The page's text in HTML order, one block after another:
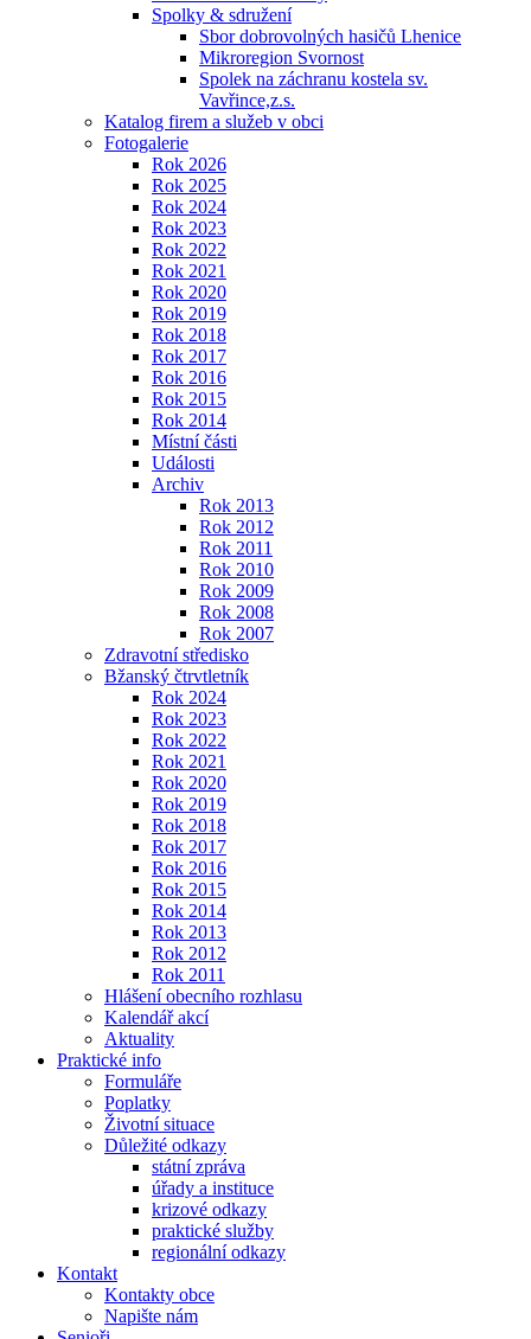
Spolky & sdružení
Sbor dobrovolných hasičů Lhenice
Mikroregion Svornost
Spolek na záchranu kostela sv.
Vavřince,z.s.
Katalog firem a služeb v obci
Fotogalerie
Rok 2026
Rok 2025
Rok 2024
Rok 2023
Rok 2022
Rok 2021
Rok 2020
Rok 2019
Rok 2018
Rok 2017
Rok 2016
Rok 2015
Rok 2014
Místní části
Události
Archiv
Rok 2013
Rok 2012
Rok 2011
Rok 2010
Rok 2009
Rok 2008
Rok 2007
Zdravotní středisko
Bžanský čtrvtletník
Rok 2024
Rok 2023
Rok 2022
Rok 2021
Rok 2020
Rok 2019
Rok 2018
Rok 2017
Rok 2016
Rok 2015
Rok 2014
Rok 2013
Rok 2012
Rok 2011
Hlášení obecního rozhlasu
Kalendář akcí
Aktuality
Praktické info
Formuláře
Poplatky
Životní situace
Důležité odkazy
státní zpráva
úřady a instituce
krizové odkazy
praktické služby
regionální odkazy
Kontakt
Kontakty obce
Napište nám